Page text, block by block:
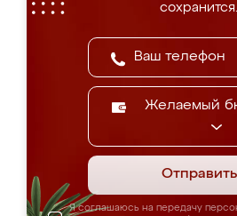
сохранится.
Желаемый
Отправить
Я соглашаюсь на передачу